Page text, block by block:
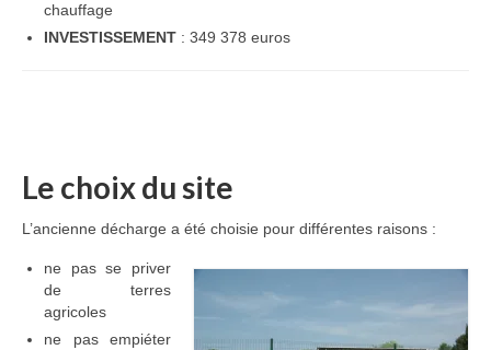
ARCHIVES
chauffage
INVESTISSEMENT : 349 378 euros
Le choix du site
L’ancienne décharge a été choisie pour différentes raisons :
ne pas se priver
de terres
agricoles
ne pas empiéter